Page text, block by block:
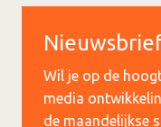
Wil je op de
media
de maandelijkse